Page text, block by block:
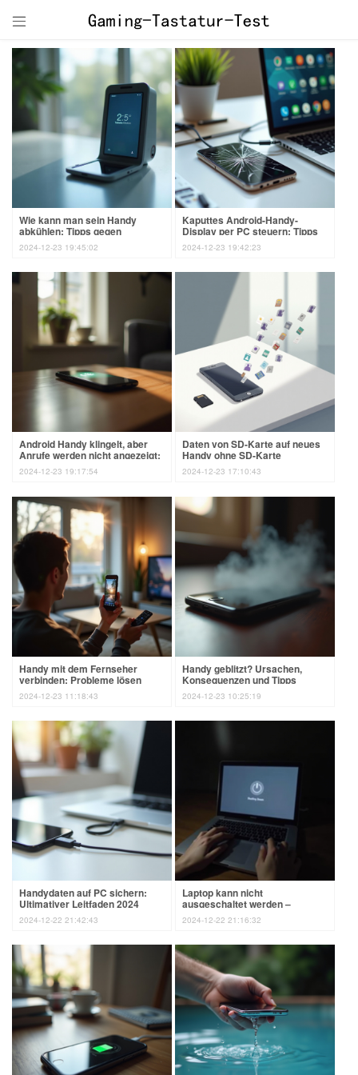

Wie kann man sein Handy
abkühlen: Tipps gegen
Überhitzung
2024-12-23 19:45:02
Kaputtes Android-Handy-
Display per PC steuern: Tipps
und Tricks
2024-12-23 19:42:23
Android Handy klingelt, aber
Anrufe werden nicht angezeigt:
Ursachen & Lösungen
2024-12-23 19:17:54
Daten von SD-Karte auf neues
Handy ohne SD-Karte
übertragen
2024-12-23 17:10:43
Handy mit dem Fernseher
verbinden: Probleme lösen
2024-12-23 11:18:43
Handy geblitzt? Ursachen,
Konsequenzen und Tipps
2024-12-23 10:25:19
Handydaten auf PC sichern:
Ultimativer Leitfaden 2024
2024-12-22 21:42:43
Laptop kann nicht
ausgeschaltet werden –
Ursachen und einfache
Lösungen
2024-12-22 21:16:32